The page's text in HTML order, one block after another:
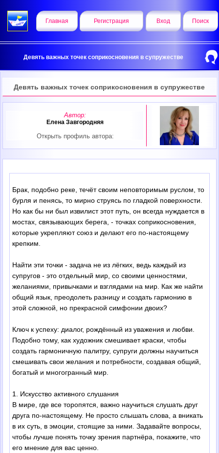
Главная Регистрация Вход Поиск
Девять важных точек соприкосновения в супружестве
Девять важных точек соприкосновения в супружестве
Автор:
Елена Завгородняя
Открыть профиль автора:
Брак, подобно реке, течёт своим неповторимым руслом, то
бурля и пенясь, то мирно струясь по гладкой поверхности.
Но как бы ни был извилист этот путь, он всегда нуждается в
мостах, связывающих берега, - точках соприкосновения,
которые укрепляют союз и делают его по-настоящему
крепким.
Найти эти точки - задача не из лёгких, ведь каждый из
супругов - это отдельный мир, со своими ценностями,
желаниями, привычками и взглядами на мир. Как же найти
общий язык, преодолеть разницу и создать гармонию в
этой сложной, но прекрасной симфонии двоих?
Ключ к успеху: диалог, рождённый из уважения и любви.
Подобно тому, как художник смешивает краски, чтобы
создать гармоничную палитру, супруги должны научиться
смешивать свои желания и потребности, создавая общий,
богатый и многогранный мир.
1. Искусство активного слушания
В мире, где все торопятся, важно научиться слушать друг
друга по-настоящему. Не просто слышать слова, а вникать
в их суть, в эмоции, стоящие за ними. Задавайте вопросы,
чтобы лучше понять точку зрения партнёра, покажите, что
его мнение для вас ценно.